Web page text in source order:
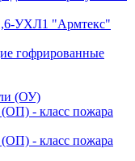
УХЛ1 "Армтекс"
гофрированные
(ОУ)
- класс пожара
- класс пожара